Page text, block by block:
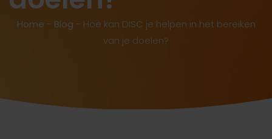
Home - Blog - Hoe kan DISC je helpen in het bereiken
van je doelen?